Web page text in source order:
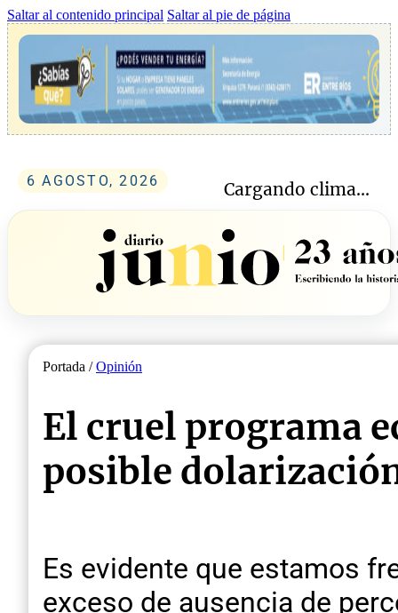
Saltar al contenido principal Saltar al pie de página
6 AGOSTO, 2026 Cargando clima...
Portada /Opinión
El cruel programa
posible
Es evidente que estamos
exceso de ausencia de